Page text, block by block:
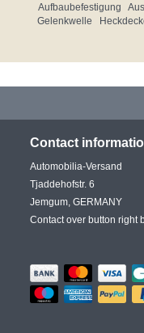
Aufbaubefestigung
Gelenkwelle
Contact
Automobilia-Versand
Tjaddehofstr. 6
Jemgum, GERMANY
Contact over button right